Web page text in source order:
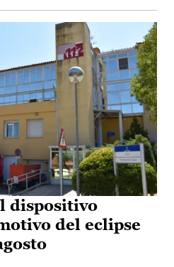
dispositivo
del eclipse